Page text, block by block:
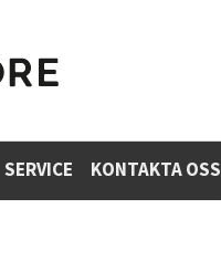
SERVICE KONTAKTA OSS